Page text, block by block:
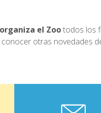
el Zootodos los
otras novedades